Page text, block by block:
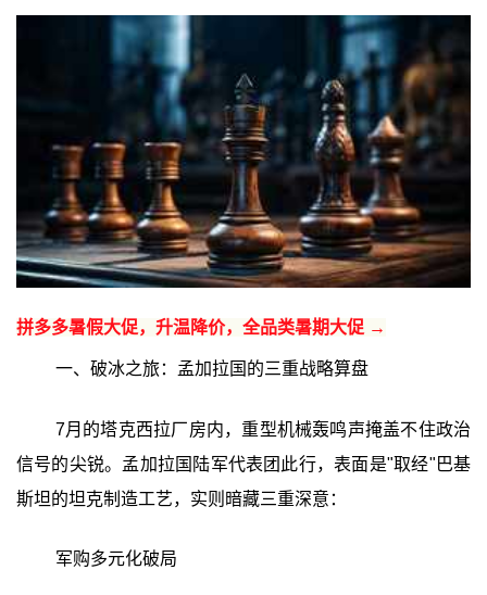
拼多多暑假大促，升温降价，全品类暑期大促 →
一、破冰之旅：孟加拉国的三重战略算盘
7月的塔克西拉厂房内，重型机械轰鸣声掩盖不住政治
信号的尖锐。孟加拉国陆军代表团此行，表面是"取经"巴基
斯坦的坦克制造工艺，实则暗藏三重深意：
军购多元化破局